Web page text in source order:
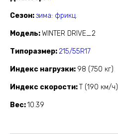
Сезон зима: фрикц.
Модель WINTER DRIVE_2
Типоразмер 215/55R17
Индекс нагрузки 98 (750 кг)
Индекс скорости T (190 км/ч)
Вес 10.39